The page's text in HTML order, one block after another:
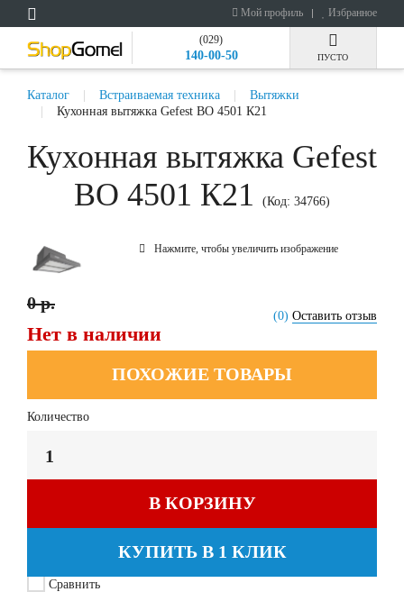
Мой профиль Избранное
(029)
140-00-50 ПУСТО
Каталог Встраиваемая техника
Вытяжки
Кухонная вытяжка Gefest ВО 4501 К21
Кухонная вытяжка Gefest
ВО 4501 К21
(Код: 34766)
Нажмите, чтобы увеличить изображение
(0) Оставить отзыв
0 р.
Нет в наличии
ПОХОЖИЕ ТОВАРЫ
Количество
В КОРЗИНУ
КУПИТЬ В 1 КЛИК
Сравнить